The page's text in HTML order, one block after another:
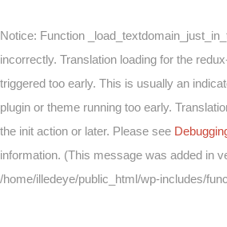
Notice: Function
incorrectly. Translation loading for the
triggered too early. This is usually an
plugin or theme running too early.
the init action or later. Please see
information. (This message was added in
/home/illedeye/public_html/wp-includes/